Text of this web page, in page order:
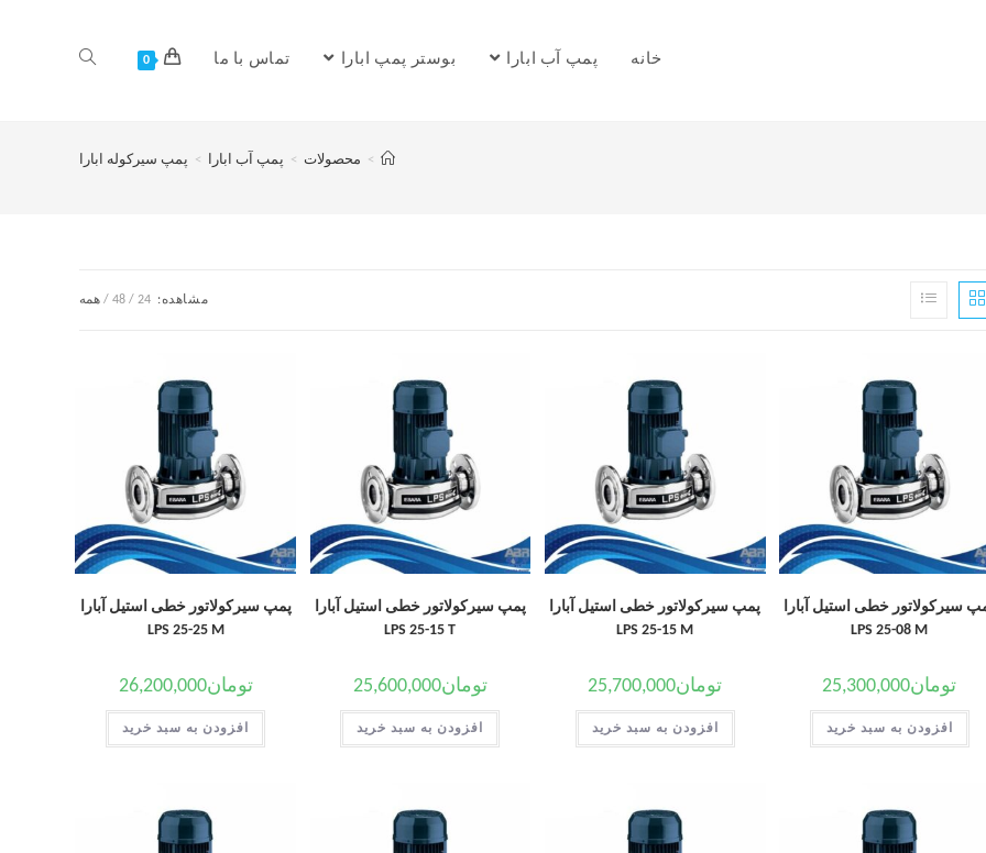
خانه پمپ آب ابارا بوستر پمپ ابارا تماس با ما 0
> محصولات > پمپ آب ابارا > پمپ سیرکوله ابارا
مشاهده: 24
48 همه
سیرکولاتور خطی استیل آبارا
LPS 25-08 M
تومان25,300,000
افزودن به سبد خرید
پمپ سیرکولاتور خطی استیل آبارا
LPS 25-15 M
تومان25,700,000
افزودن به سبد خرید
پمپ سیرکولاتور خطی استیل آبارا
LPS 25-15 T
تومان25,600,000
افزودن به سبد خرید
پمپ سیرکولاتور خطی استیل آبارا
LPS 25-25 M
تومان26,200,000
افزودن به سبد خرید